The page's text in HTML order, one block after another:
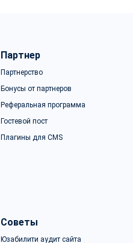
Партнер
Партнерство
Бонусы от партнеров
Реферальная программа
Гостевой пост
Плагины для CMS
Советы
Юзабилити аудит сайта